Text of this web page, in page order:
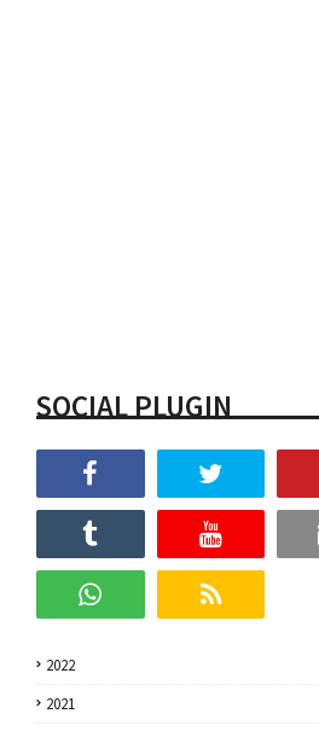
SOCIAL PLUGIN
2022
2021